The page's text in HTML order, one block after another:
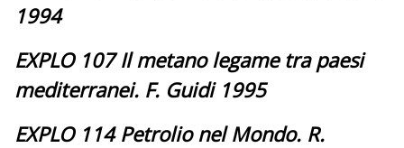
1994
EXPLO 107 Il metano legame tra paesi
mediterranei. F. Guidi 1995
EXPLO 114 Petrolio nel Mondo. R.